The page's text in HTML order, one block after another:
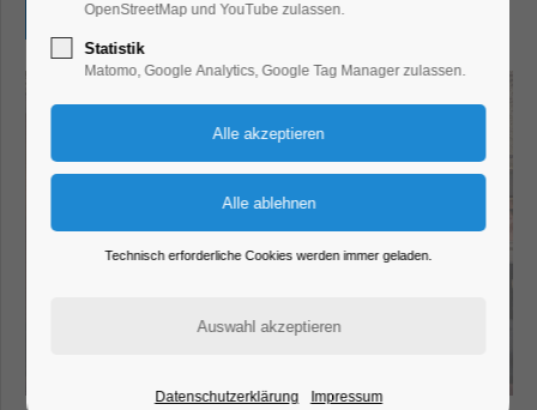
Eintritt frei
OpenStreetMap und YouTube zulassen.
Statistik
Matomo, Google Analytics, Google Tag Manager zulassen.
Technisch erforderliche Cookies werden immer geladen.
Datenschutzerklärung Impressum